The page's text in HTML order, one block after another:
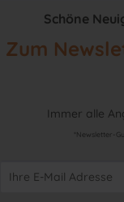
Schöne
Zum
Immer alle
*Newsletter-